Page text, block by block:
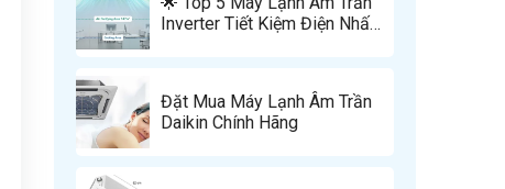
Inverter Tiết Kiệm Điện Nhất
Đặt Mua Máy Lạnh Âm Trần
Daikin Chính Hãng